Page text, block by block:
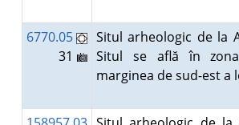
6770.05
31
Situl arheologic de la
Situl se află în
marginea de sud-est a